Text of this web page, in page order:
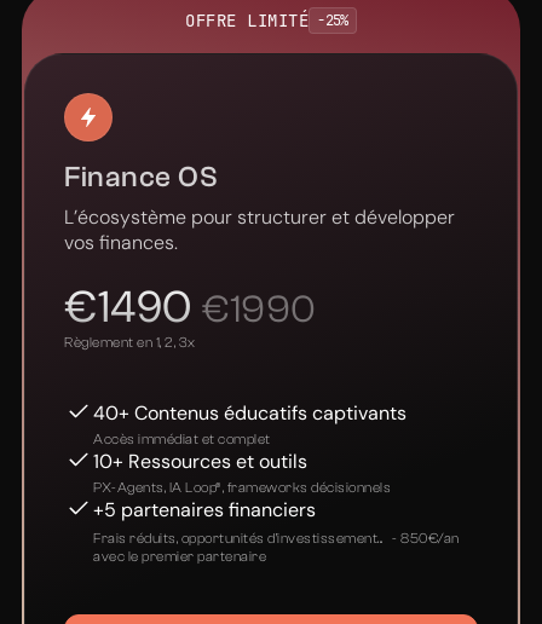
OFFRE LIMITÉ -25%
Finance OS
L’écosystème pour structurer et développer
vos finances.
€1490€1990
Règlement en 1, 2, 3x
40+ Contenus éducatifs captivants
Accès immédiat et complet
10+ Ressources et outils
PX-Agents, IA Loop®, frameworks décisionnels
+5 partenaires financiers
Frais réduits, opportunités d’investissement... - 850€/an
avec le premier partenaire